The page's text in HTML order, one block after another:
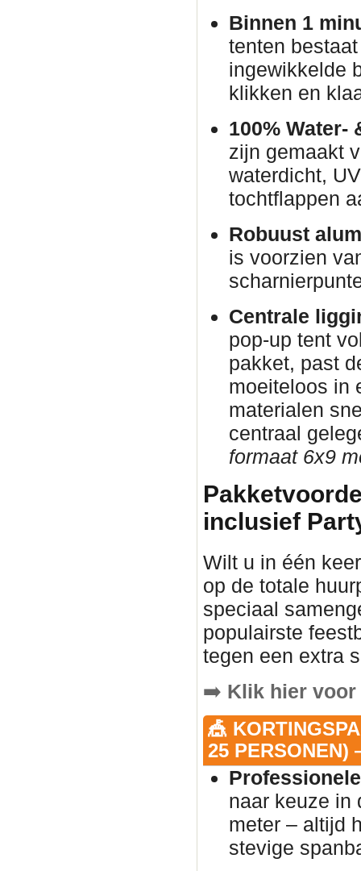
Binnen 1
tenten
ingewikkelde
klikken en
100% Water-
zijn gemaakt
waterdicht,
tochtflappen
Robuust
is voorzien
Centrale
pop-up tent
pakket, past
moeiteloos in
materialen
centraal
formaat 6x9
inclusief
Wilt u in één
op de totale
speciaal
populairste
tegen een extra
➡️ Klik hier
🎪
25 PERSONEN)
naar keuze in
meter – altijd
stevige